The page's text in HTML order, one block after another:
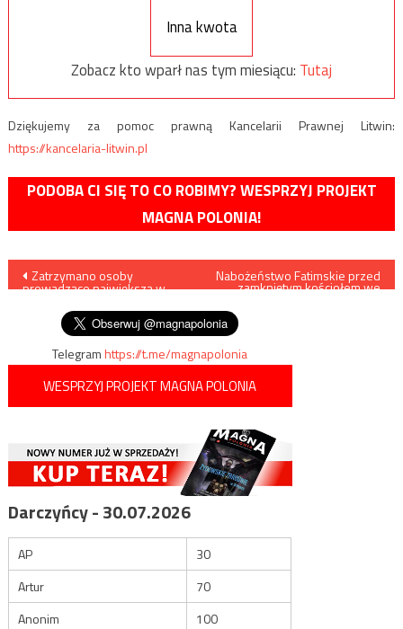
Inna kwota
Zobacz kto wparł nas tym miesiącu: Tutaj
Dziękujemy za pomoc prawną Kancelarii Prawnej Litwin:
https://kancelaria-litwin.pl
PODOBA CI SIĘ TO CO ROBIMY? WESPRZYJ PROJEKT
MAGNA POLONIA!
Nawigacja
wpisu
Zatrzymano osoby
prowadzące największą w
Nabożeństwo Fatimskie przed
zamkniętym kościołem we
Telegramhttps://t.me/magnapolonia
WESPRZYJ PROJEKT MAGNA POLONIA
Darczyńcy - 30.07.2026
AP
30
Artur
70
Anonim
100